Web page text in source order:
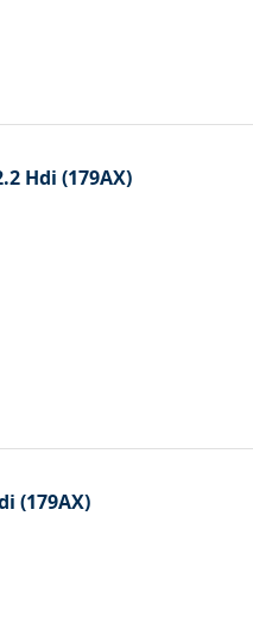
Hdi (179AX)
(179AX)